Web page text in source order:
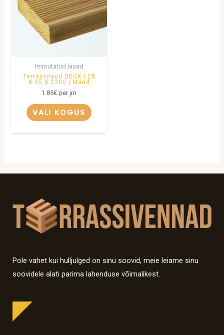
Immutatud lauad
Terrassilaud DECK | 28
X 95 X 3300 | Mänd
1.85€ per jm
VALI KOGUS
Pole vahet kui hulljulged on sinu soovid, meie leiame sinu
soovidele alati parima lahenduse võimalikest.